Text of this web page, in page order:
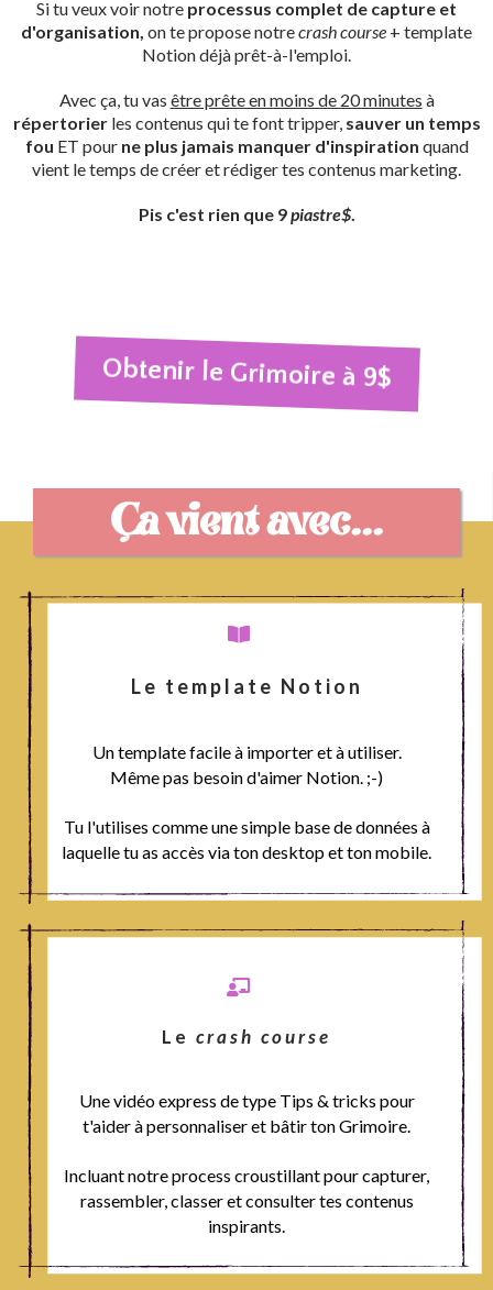
Si tu veux voir notre processus complet de capture et
d'organisation, on te propose notrecrash course + template
Notion déjà prêt-à-l'emploi.
Avec ça, tu vas être prête en moins de 20 minutes à
répertorierles contenus qui te font tripper, sauver un temps
fou ET pour ne plus jamais manquer d'inspiration quand
vient le temps de créer et rédiger tes contenus marketing.
Pis c'est rien que 9piastre$.
Obtenir le Grimoire à 9$
Ça vient avec...
Le template Notion
Un template facile à importer et à utiliser.
Même pas besoin d'aimer Notion. ;-)
Tu l'utilises comme une simple base de données à
laquelle tu as accès via ton desktop et ton mobile.
Le crash course
Une vidéo express de type Tips & tricks pour
t'aider à personnaliser et bâtir ton Grimoire.
Incluant notre process croustillant pour capturer,
rassembler, classer et consulter tes contenus
inspirants.